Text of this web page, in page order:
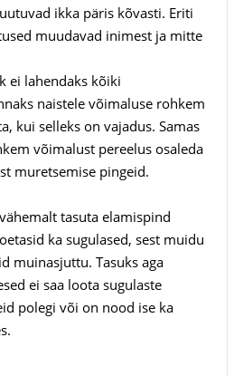
ikka päris kõvasti. Eriti
muudavad inimest ja mitte
ei lahendaks kõiki
naistele võimaluse rohkem
kui selleks on vajadus. Samas
võimalust pereelus osaleda
muretsemise pingeid.
tasuta elamispind
ka sugulased, sest muidu
muinasjuttu. Tasuks aga
ei saa loota sugulaste
polegi või on nood ise ka